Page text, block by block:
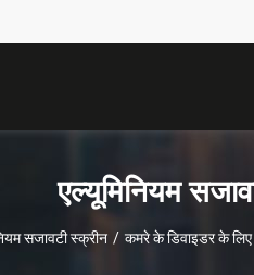
एल्यूमिनियम
सजावटी स्क्रीन / कमरे के डिवाइडर के लिए